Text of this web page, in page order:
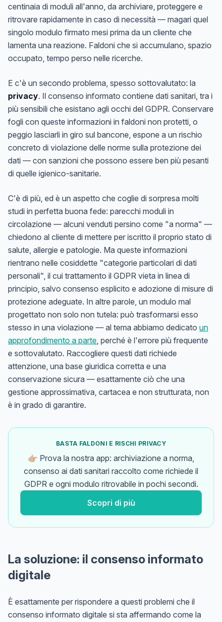
centinaia di moduli all'anno, da archiviare, proteggere e
ritrovare rapidamente in caso di necessità — magari quel
singolo modulo firmato mesi prima da un cliente che
lamenta una reazione. Faldoni che si accumulano, spazio
occupato, tempo perso nelle ricerche.
E c'è un secondo problema, spesso sottovalutato: la
privacy. Il consenso informato contiene dati sanitari, tra i
più sensibili che esistano agli occhi del GDPR. Conservare
fogli con queste informazioni in faldoni non protetti, o
peggio lasciarli in giro sul bancone, espone a un rischio
concreto di violazione delle norme sulla protezione dei
dati — con sanzioni che possono essere ben più pesanti
di quelle igienico-sanitarie.
C'è di più, ed è un aspetto che coglie di sorpresa molti
studi in perfetta buona fede: parecchi moduli in
circolazione — alcuni venduti persino come "a norma" —
chiedono al cliente di mettere per iscritto il proprio stato di
salute, allergie e patologie. Ma queste informazioni
rientrano nelle cosiddette "categorie particolari di dati
personali", il cui trattamento il GDPR vieta in linea di
principio, salvo consenso esplicito e adozione di misure di
protezione adeguate. In altre parole, un modulo mal
progettato non solo non tutela: può trasformarsi esso
stesso in una violazione — al tema abbiamo dedicato un
approfondimento a parte, perché è l'errore più frequente
e sottovalutato. Raccogliere questi dati richiede
attenzione, una base giuridica corretta e una
conservazione sicura — esattamente ciò che una
gestione approssimativa, cartacea e non strutturata, non
è in grado di garantire.
BASTA FALDONI E RISCHI PRIVACY
👉🏼 Prova la nostra app: archiviazione a norma,
consenso ai dati sanitari raccolto come richiede il
GDPR e ogni modulo ritrovabile in pochi secondi.
Scopri di più
La soluzione: il consenso informato
digitale
È esattamente per rispondere a questi problemi che il
consenso informato digitale si sta affermando come la